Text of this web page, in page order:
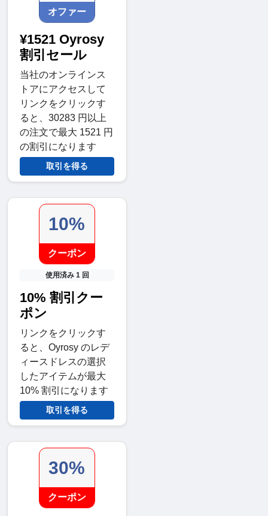
オファー
¥1521 Oyrosy
割引セール
当社のオンラインス
トアにアクセスして
リンクをクリックす
ると、30283 円以上
の注文で最大 1521 円
の割引になります
取引を得る
10%
クーポン
使用済み 1 回
10% 割引クー
ポン
リンクをクリックす
ると、Oyrosy のレデ
ィースドレスの選択
したアイテムが最大
10% 割引になります
取引を得る
30%
クーポン